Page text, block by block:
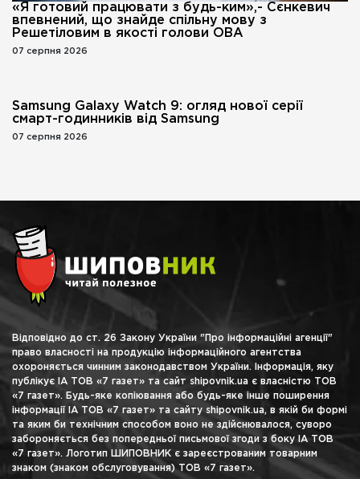
«Я готовий працювати з будь-ким»,- Сєнкевич
впевнений, що знайде спільну мову з
Решетіловим в якості голови ОВА
07 серпня 2026
Samsung Galaxy Watch 9: огляд нової серії
смарт-годинників від Samsung
07 серпня 2026
Відповідно до ст. 26 Закону України "Про інформаційні агенції"
право власності на продукцію інформаційного агентства
охороняється чинним законодавством України. Інформація, яку
публікує ІА ТОВ «7 газет» та сайт shipovnik.ua є власністю ТОВ
«7 газет». Будь-яке копіювання або будь-яке інше поширення
інформації ІА ТОВ «7 газет» та сайту shipovnik.ua, в якій би формі
та яким би технічним способом воно не здійснювалося, суворо
забороняється без попередньої письмової згоди з боку ІА ТОВ
«7 газет». Логотип ШИПОВНИК є зареєстрованим товарним
знаком (знаком обслуговування) ТОВ «7 газет».